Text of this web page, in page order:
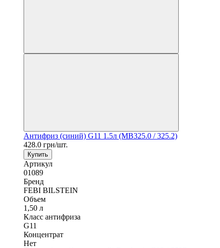
Антифриз (синий) G11 1.5л (MB325.0 / 325.2)
428.0 грн/шт.
Купить
Артикул
01089
Бренд
FEBI BILSTEIN
Объем
1,50 л
Класс антифриза
G11
Концентрат
Нет